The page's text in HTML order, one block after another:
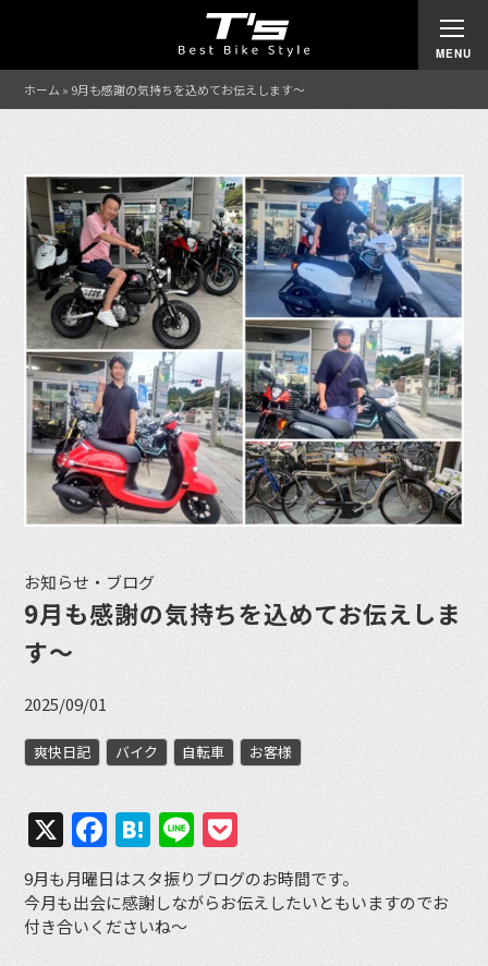
ホーム » 9月も感謝の気持ちを込めてお伝えします〜
お知らせ・ブログ
9月も感謝の気持ちを込めてお伝えしま
す〜
2025/09/01
爽快日記 バイク 自転車 お客様
X Facebook
Hatena
Line
9月も月曜日はスタ振りブログのお時間です。
今月も出会に感謝しながらお伝えしたいともいますのでお
付き合いくださいね〜